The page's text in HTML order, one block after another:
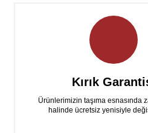
Yorum Yaz
Kırık
Ürünlerimizin taşıma esnasında
halinde ücretsiz yenisiyle